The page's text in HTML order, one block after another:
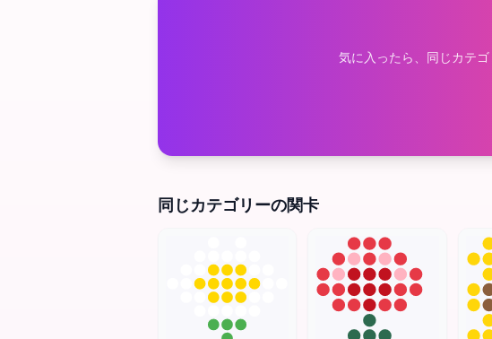
気に入ったら、同じカテ
同じカテゴリーの関卡